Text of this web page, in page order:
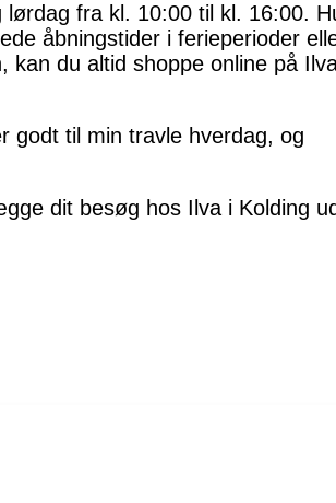
fra kl. 10:00 til kl. 16:00.
åbningstider i ferieperioder
kan du altid shoppe online på
godt til min travle hverdag, og
dit besøg hos Ilva i Kolding